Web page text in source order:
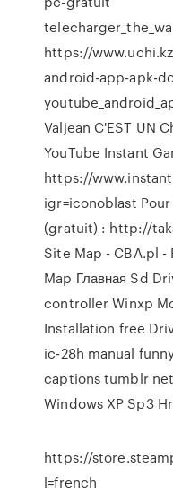
https://
android-app-apk-
Valjean C'EST UN
YouTube Instant
https://
igr=iconoblast
(gratuit) : http://
Site Map - CBA.pl -
Map Главная Sd
controller Winxp
Installation free
ic-28h manual
captions tumblr
Windows XP Sp3
https://
l=french